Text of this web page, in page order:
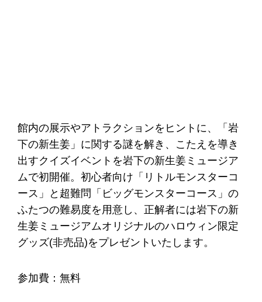
館内の展示やアトラクションをヒントに、「岩
下の新生姜」に関する謎を解き、こたえを導き
出すクイズイベントを岩下の新生姜ミュージア
ムで初開催。初心者向け「リトルモンスターコ
ース」と超難問「ビッグモンスターコース」の
ふたつの難易度を用意し、正解者には岩下の新
生姜ミュージアムオリジナルのハロウィン限定
グッズ(非売品)をプレゼントいたします。
参加費：無料